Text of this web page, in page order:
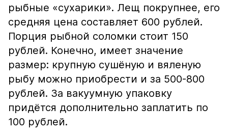
рыбные «сухарики». Лещ покрупнее, его
средняя цена составляет 600 рублей.
Порция рыбной соломки стоит 150
рублей. Конечно, имеет значение
размер: крупную сушёную и вяленую
рыбу можно приобрести и за 500-800
рублей. За вакуумную упаковку
придётся дополнительно заплатить по
100 рублей.